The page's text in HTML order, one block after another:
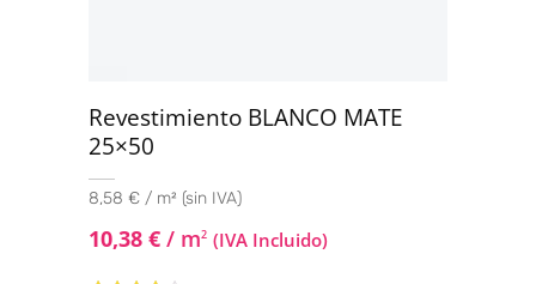
Revestimiento BLANCO MATE
25×50
8,58 € / m² (sin IVA)
10,38 € / m2 (IVA Incluido)